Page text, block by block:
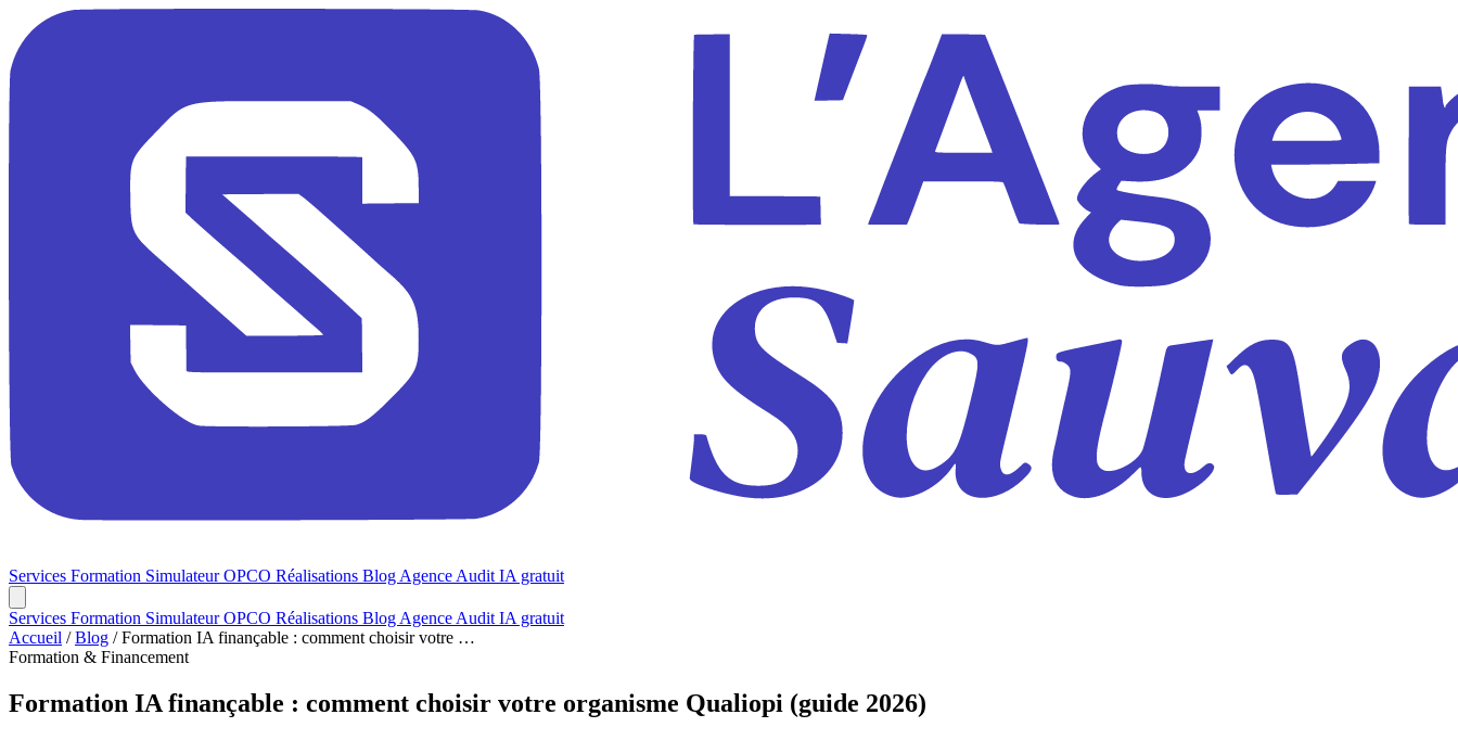
Services Formation Simulateur OPCO Réalisations BlogAgenceAudit IA gratuit
Services Formation Simulateur OPCO Réalisations BlogAgenceAudit IA gratuit
Accueil / Blog / Formation IA finançable : comment choisir votre …
Formation & Financement
Formation IA finançable : comment choisir votre organisme Qualiopi (guide 2026)